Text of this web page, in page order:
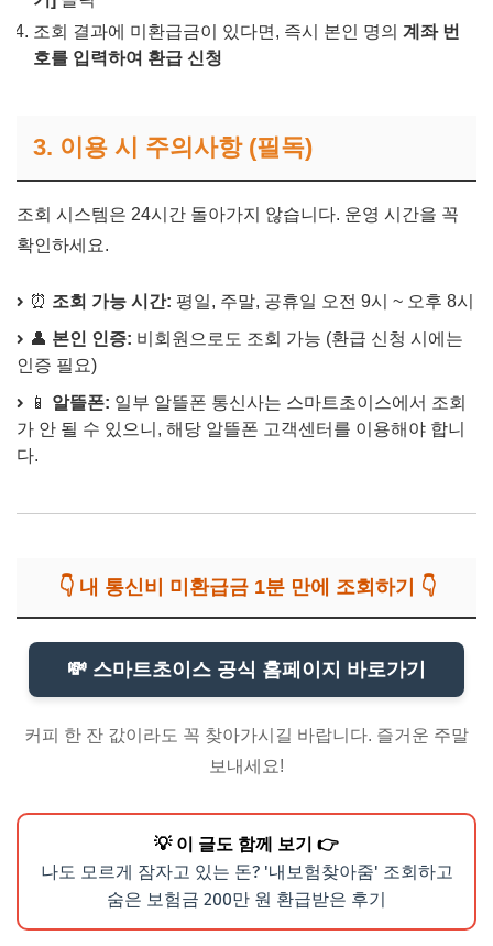
조회 결과에 미환급금이 있다면, 즉시 본인 명의 계좌 번
호를 입력하여 환급 신청
3. 이용 시 주의사항 (필독)
조회 시스템은 24시간 돌아가지 않습니다. 운영 시간을 꼭
확인하세요.
⏰ 조회 가능 시간: 평일, 주말, 공휴일 오전 9시 ~ 오후 8시
👤 본인 인증: 비회원으로도 조회 가능 (환급 신청 시에는
인증 필요)
📱 알뜰폰: 일부 알뜰폰 통신사는 스마트초이스에서 조회
가 안 될 수 있으니, 해당 알뜰폰 고객센터를 이용해야 합니
다.
👇 내 통신비 미환급금 1분 만에 조회하기 👇
💸 스마트초이스 공식 홈페이지 바로가기
커피 한 잔 값이라도 꼭 찾아가시길 바랍니다. 즐거운 주말
보내세요!
💡 이 글도 함께 보기 👉
나도 모르게 잠자고 있는 돈? '내보험찾아줌' 조회하고
숨은 보험금 200만 원 환급받은 후기